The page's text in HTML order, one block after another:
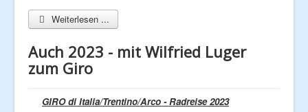
Weiterlesen ...
Auch 2023 - mit Wilfried Luger
zum Giro
GIRO di Italia/Trentino/Arco - Radreise 2023